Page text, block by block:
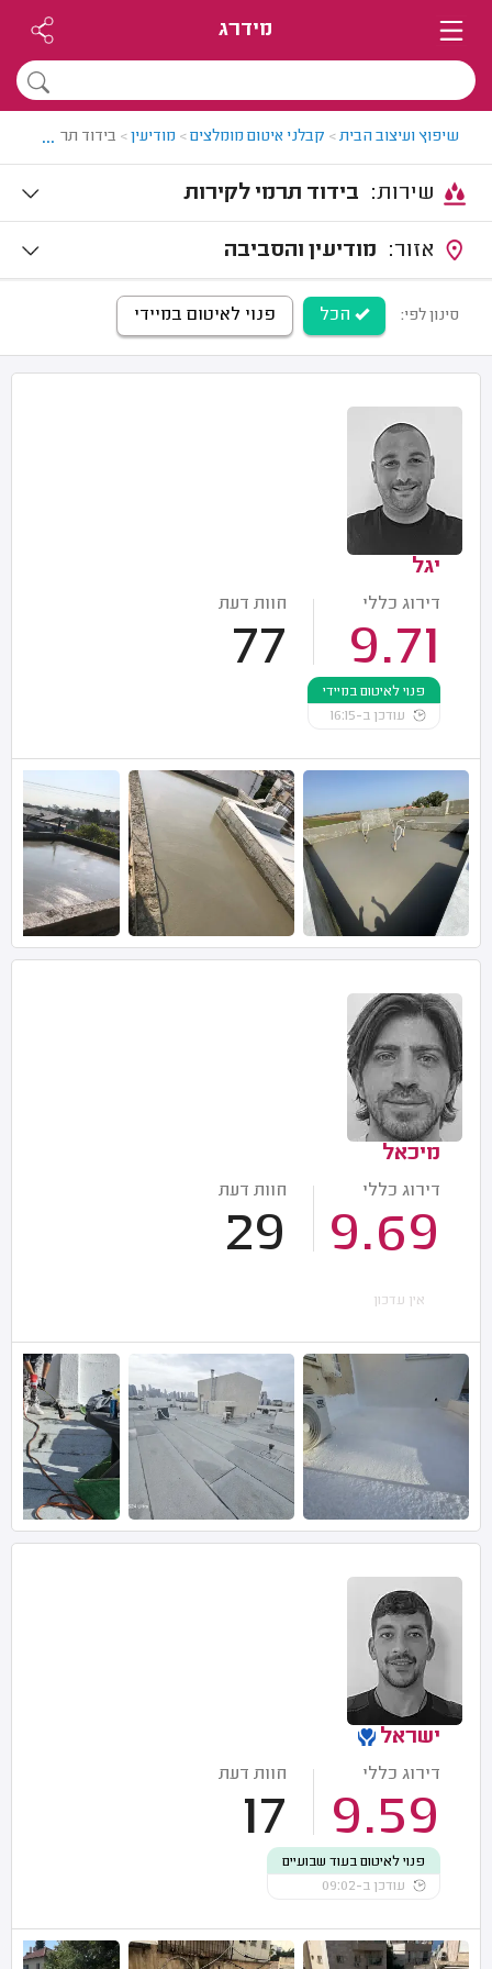
מידרג
שיפוץ ועיצוב הבית> קבלני איטום מומלצים> מודיעין> בידוד תרמי...
בידוד תרמי לקירות
מודיעין והסביבה
סינון לפי: הכל פנוי לאיטום במיידי
יגל
דירוג כללי
9.71
חוות דעת
77
פנוי לאיטום במיידי
עודכן ב-16:15
מיכאל
דירוג כללי
9.69
חוות דעת
29
אין עדכון
ישראל
דירוג כללי
9.59
חוות דעת
17
פנוי לאיטום בעוד שבועיים
עודכן ב-09:02